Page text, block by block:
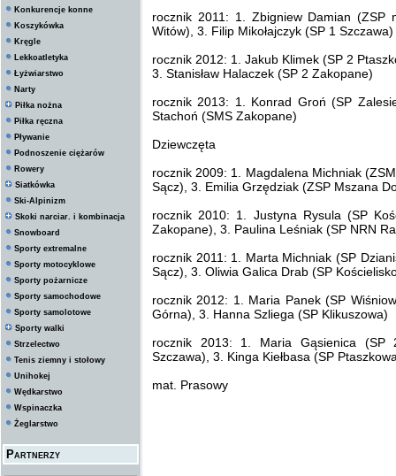
Konkurencje konne
Koszykówka
Kręgle
Lekkoatletyka
Łyżwiarstwo
Narty
Piłka nożna
Piłka ręczna
Pływanie
Podnoszenie ciężarów
Rowery
Siatkówka
Ski-Alpinizm
Skoki narciar. i kombinacja
Snowboard
Sporty extremalne
Sporty motocyklowe
Sporty pożarnicze
Sporty samochodowe
Sporty samolotowe
Sporty walki
Strzelectwo
Tenis ziemny i stołowy
Unihokej
Wędkarstwo
Wspinaczka
Żeglarstwo
Partnerzy
rocznik 2011: 1. Zbigniew Damian (ZSP
Witów), 3. Filip Mikołajczyk (SP 1 Szczawa)
rocznik 2012: 1. Jakub Klimek (SP 2
3. Stanisław Halaczek (SP 2 Zakopane)
rocznik 2013: 1. Konrad Groń (SP
Stachoń (SMS Zakopane)
Dziewczęta
rocznik 2009: 1. Magdalena Michniak
Sącz), 3. Emilia Grzędziak (ZSP Mszana
rocznik 2010: 1. Justyna Rysula (SP
Zakopane), 3. Paulina Leśniak (SP NRN
rocznik 2011: 1. Marta Michniak (SP
Sącz), 3. Oliwia Galica Drab (SP
rocznik 2012: 1. Maria Panek (SP
Górna), 3. Hanna Szliega (SP Klikuszowa)
rocznik 2013: 1. Maria Gąsienica (SP
Szczawa), 3. Kinga Kiełbasa (SP
mat. Prasowy